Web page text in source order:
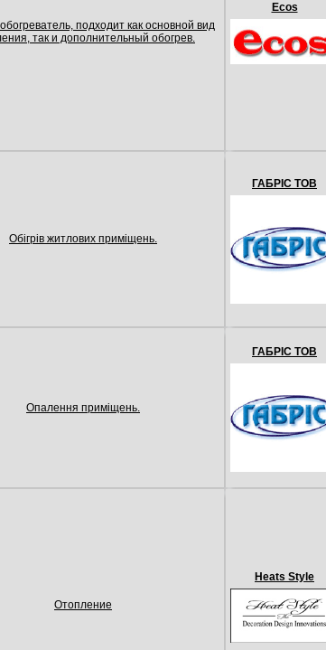
подходит как основной вид
так и дополнительный обогрев.
Ecos
Обігрів житлових приміщень.
ГАБРІС ТОВ
Опалення приміщень.
ГАБРІС ТОВ
Отопление
Heats Style